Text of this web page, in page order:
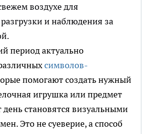
воздухе для
и наблюдения за
период актуально
символов-
помогают создать нужный
игрушка или предмет
день становятся визуальными
Это не суеверие, а способ